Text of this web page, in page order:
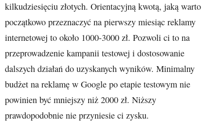
kilkudziesięciu złotych. Orientacyjną kwotą, jaką warto
początkowo przeznaczyć na pierwszy miesiąc reklamy
internetowej to około 1000-3000 zł. Pozwoli ci to na
przeprowadzenie kampanii testowej i dostosowanie
dalszych działań do uzyskanych wyników. Minimalny
budżet na reklamę w Google po etapie testowym nie
powinien być mniejszy niż 2000 zł. Niższy
prawdopodobnie nie przyniesie ci zysku.